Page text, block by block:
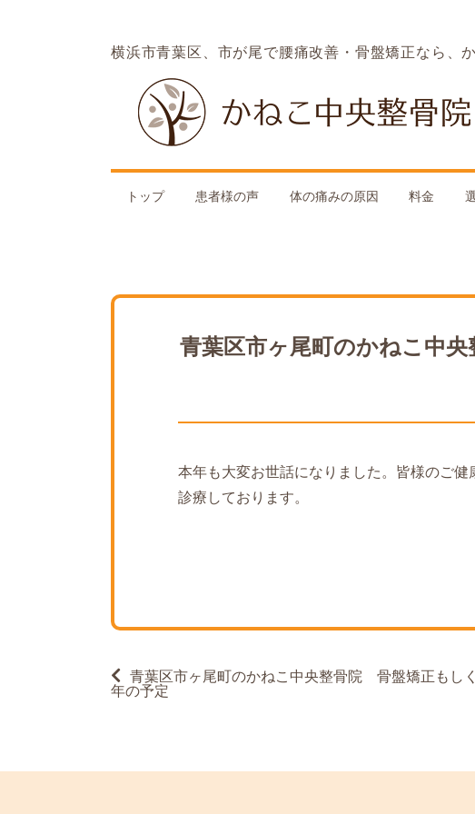
横浜市青葉区、市が尾で腰痛改善・骨盤矯正なら、
トップ 患者様の声 体の痛みの原因 料金
青葉区市ヶ尾町のかねこ中
本年も大変お世話になりました。皆様のご
診療しております。
投
稿
ナ
ョ
青葉区市ヶ尾町のかねこ中央整骨院 骨盤矯正もし
年の予定